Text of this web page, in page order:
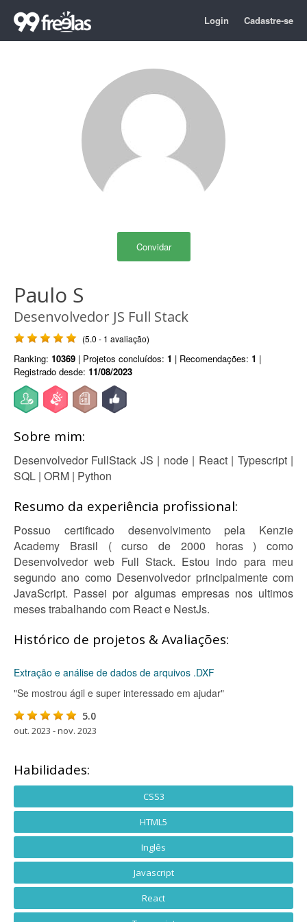
Login Cadastre-se
Convidar
Paulo S
Desenvolvedor JS Full Stack
(5.0 - 1 avaliação)
Ranking: 10369 | Projetos concluídos: 1 | Recomendações: 1 |
Registrado desde: 11/08/2023
Sobre mim:
Desenvolvedor FullStack JS | node | React | Typescript |
SQL | ORM | Python
Resumo da experiência profissional:
Possuo certificado desenvolvimento pela Kenzie
Academy Brasil ( curso de 2000 horas ) como
Desenvolvedor web Full Stack. Estou indo para meu
segundo ano como Desenvolvedor principalmente com
JavaScript. Passei por algumas empresas nos ultimos
meses trabalhando com React e NestJs.
Histórico de projetos & Avaliações:
Extração e análise de dados de arquivos .DXF
"Se mostrou ágil e super interessado em ajudar"
5.0
out. 2023 - nov. 2023
Habilidades:
CSS3
HTML5
Inglês
Javascript
React